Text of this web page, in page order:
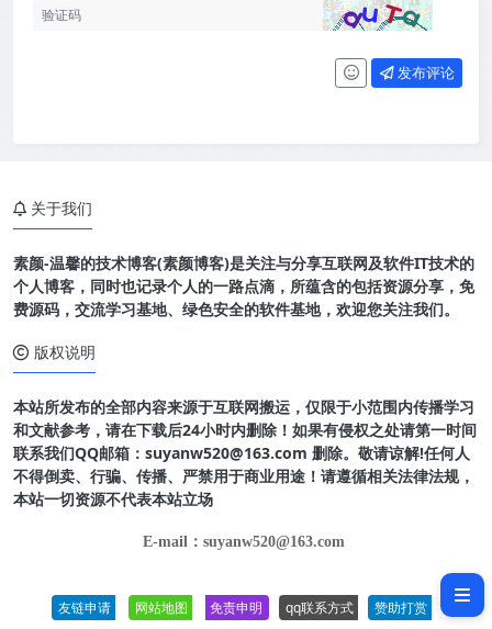
发布评论
软件介绍
关于我们
素颜-温馨的技术博客(素颜博客)是关注与分享互联网及软件IT技术的
个人博客，同时也记录个人的一路点滴，所蕴含的包括资源分享，免
费源码，交流学习基地、绿色安全的软件基地，欢迎您关注我们。
版权说明
本站所发布的全部内容来源于互联网搬运，仅限于小范围内传播学习
和文献参考，请在下载后24小时内删除！如果有侵权之处请第一时间
联系我们QQ邮箱：suyanw520@163.com 删除。敬请谅解!任何人
不得倒卖、行骗、传播、严禁用于商业用途！请遵循相关法律法规，
本站一切资源不代表本站立场
E-mail：suyanw520@163.com
友链申请 网站地图 免责申明 qq联系方式 赞助打赏